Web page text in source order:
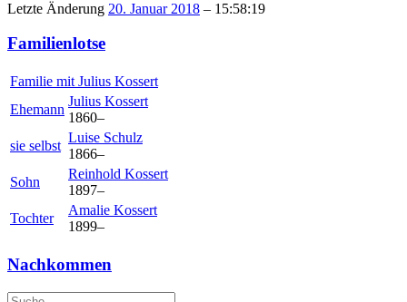
Letzte Änderung 20. Januar 2018 – 15:58:19
Familienlotse
Familie mit Julius Kossert
Ehemann
Julius Kossert
1860–
sie selbst
Luise Schulz
1866–
Sohn
Reinhold Kossert
1897–
Tochter
Amalie Kossert
1899–
Nachkommen